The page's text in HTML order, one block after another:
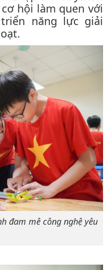
hội làm quen với
năng lực giải
đam mê công nghệ yêu